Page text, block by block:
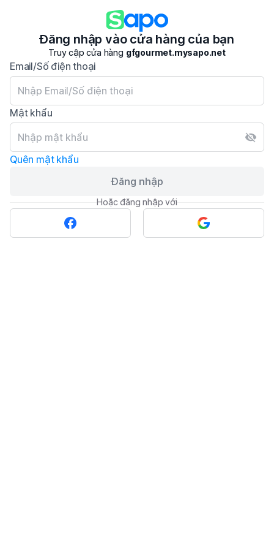
Đăng nhập vào cửa hàng của bạn
Truy cập cửa hàng gfgourmet.mysapo.net
Email/Số điện thoại
Mật khẩu
Quên mật khẩu
Đăng nhập
Hoặc đăng nhập với